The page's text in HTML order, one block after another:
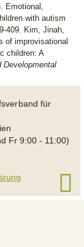
Emotional,
with autism
409. Kim, Jinah,
of improvisational
children: A
Developmental
für
Fr 9:00 - 11:00)